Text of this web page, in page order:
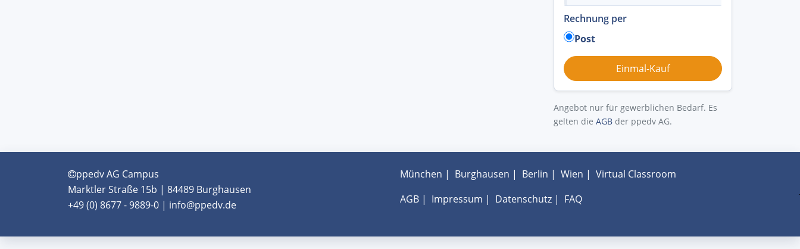
Rechnung per
Post
Angebot nur für gewerblichen Bedarf. Es
gelten die AGB der ppedv AG.
ppedv AG Campus
Marktler Straße 15b | 84489 Burghausen
+49 (0) 8677 - 9889-0 | info@ppedv.de
München | Burghausen | Berlin | Wien | Virtual Classroom
AGB| Impressum | Datenschutz| FAQ